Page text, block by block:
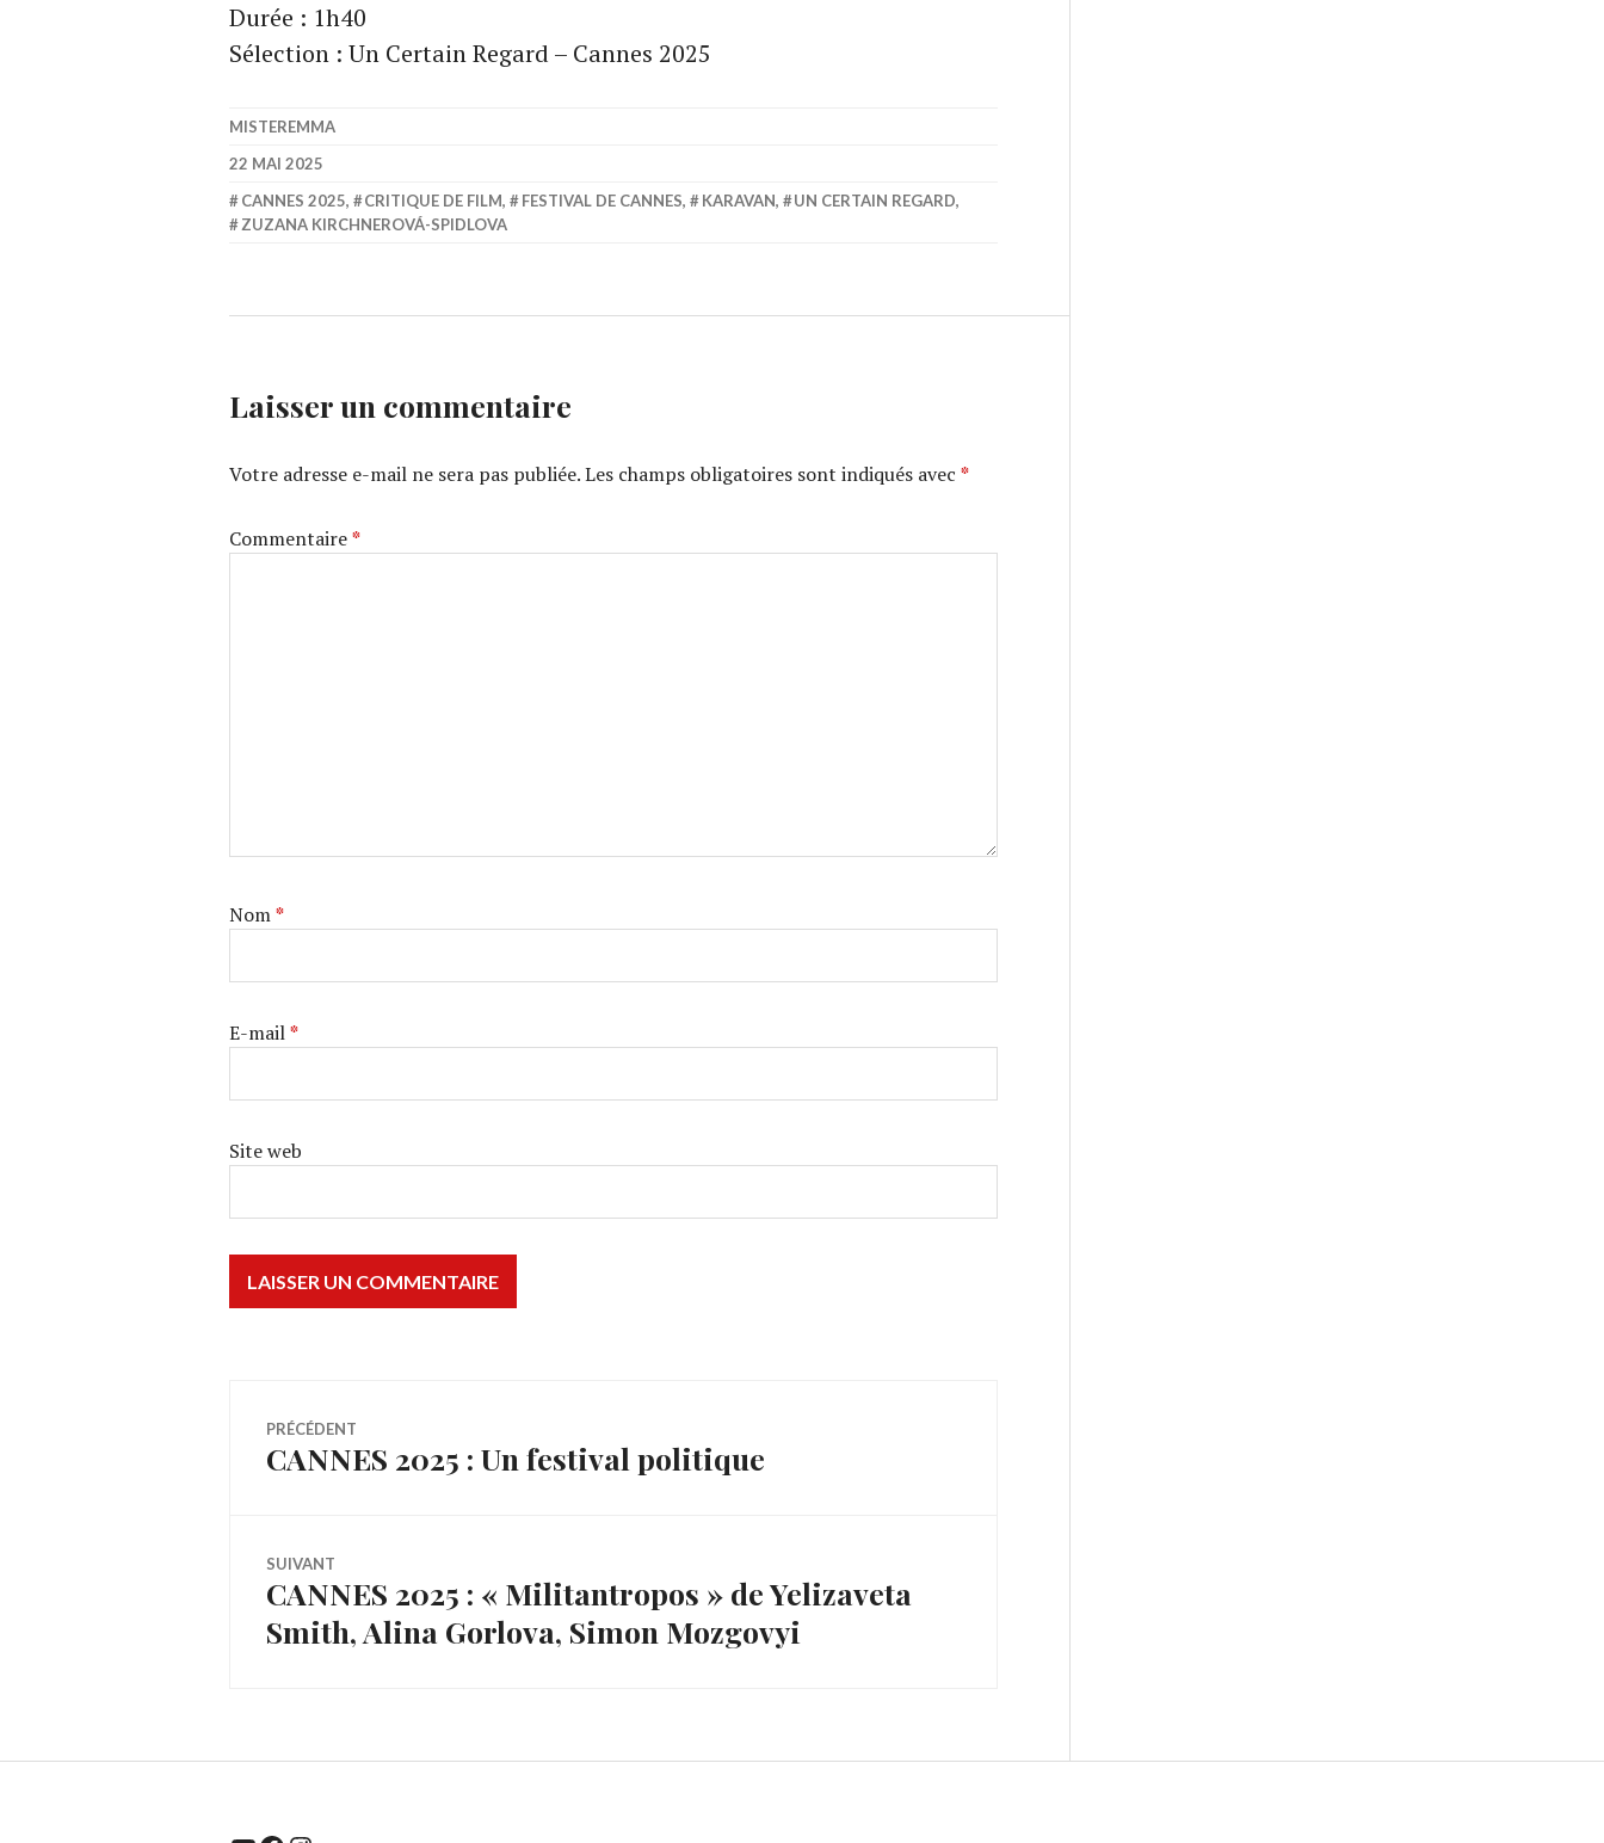
Durée : 1h40
Sélection : Un Certain Regard – Cannes 2025
MISTEREMMA
22 MAI 2025
CANNES 2025, CRITIQUE DE FILM, FESTIVAL DE CANNES, KARAVAN, UN CERTAIN REGARD,
ZUZANA KIRCHNEROVÁ-SPIDLOVA
Laisser un commentaire
Votre adresse e-mail ne sera pas publiée.Les champs obligatoires sont indiqués avec *
Commentaire*
Nom*
E-mail*
Site web
Navigation
de
l’article
PRÉCÉDENT
Article
CANNES 2025 : Un festival politique
SUIVANT
Article
Suivant:
CANNES 2025 : « Militantropos » de Yelizaveta
Smith, Alina Gorlova, Simon Mozgovyi